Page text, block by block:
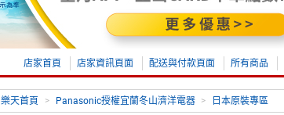
店家首頁 店家資訊頁面 配送與付款頁面 所有商品
樂天首頁 > Panasonic授權宜蘭冬山濟洋電器 > 日本原裝專區